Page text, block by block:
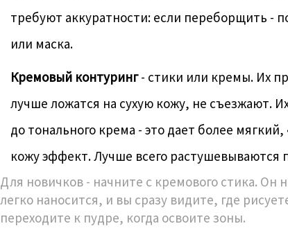
требуют аккуратности: если переборщить -
или маска.
Кремовый контуринг- стики или кремы. Их
лучше ложатся на сухую кожу, не съезжают.
до тонального крема - это дает более мягкий,
кожу эффект. Лучше всего растушевываются
Для новичков - начните с кремового стика. Он
легко наносится, и вы сразу видите, где
переходите к пудре, когда освоите зоны.